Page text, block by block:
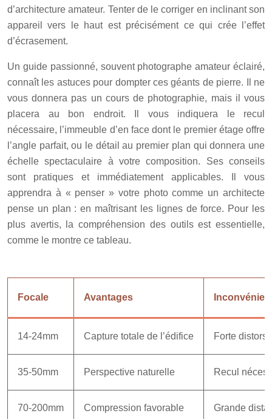
d’architecture amateur. Tenter de le corriger en inclinant son
appareil vers le haut est précisément ce qui crée l’effet
d’écrasement.
Un guide passionné, souvent photographe amateur éclairé,
connaît les astuces pour dompter ces géants de pierre. Il ne
vous donnera pas un cours de photographie, mais il vous
placera au bon endroit. Il vous indiquera le recul
nécessaire, l’immeuble d’en face dont le premier étage offre
l’angle parfait, ou le détail au premier plan qui donnera une
échelle spectaculaire à votre composition. Ses conseils
sont pratiques et immédiatement applicables. Il vous
apprendra à « penser » votre photo comme un architecte
pense un plan : en maîtrisant les lignes de force. Pour les
plus avertis, la compréhension des outils est essentielle,
comme le montre ce tableau.
Focale Avantages
14-24mm Capture totale de l’édifice Forte
35-50mm Perspective naturelle Recul
70-200mm Compression favorable Grande